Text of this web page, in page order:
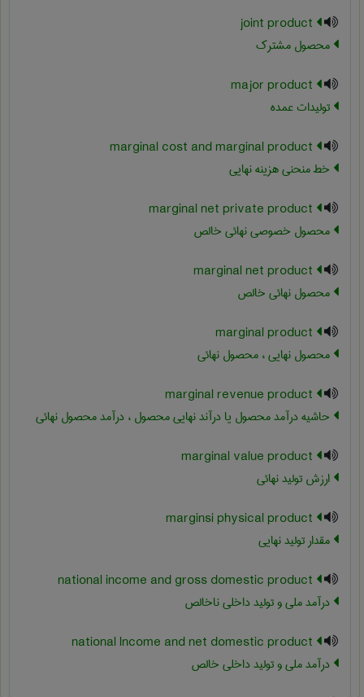
محصول مشترک
تولیدات عمده
خط منحنی هزینه نهایی
محصول خصوصی نهائی خالص
محصول نهائی خالص
محصول نهایی ، محصول نهائی
حاشیه درآمد محصول یا درآند نهایی محصول ، درآمد محصول نهائی
ارزش تولید نهائی
مقدار تولید نهایی
درآمد ملی و تولید داخلی ناخالص
درآمد ملی و تولید داخلی خالص